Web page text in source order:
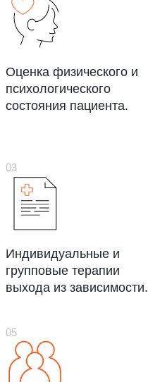
Оценка физического и
психологического
состояния пациента.
Индивидуальные и
групповые терапии
выхода из зависимости.